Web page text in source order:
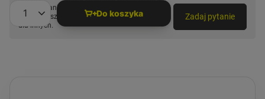
Ilość produktów Do koszyka
Zadaj pytanie a my odpowiemy niezwłocznie,
najciekawsze pytania i odpowiedzi publikując
dla innych.
Zadaj pytanie